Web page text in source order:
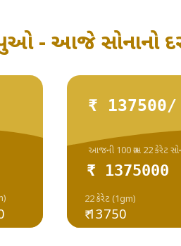
- આજે સોનાનો
₹ 137500/
₹ 1375000
₹ 13750
22 કેરેટ (1gm)
આજની 100 ગ્રામ 22 કેરેટ